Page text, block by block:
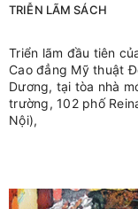
TRIỄN LÃM SÁCH
Triển lãm đầu tiên
Cao đẳng Mỹ thuật
Dương, tại tòa nhà
trường, 102 phố
Nội),